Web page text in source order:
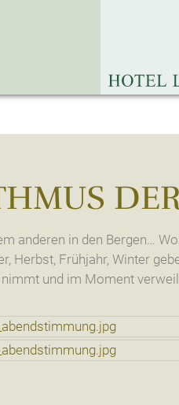
anderen in den Bergen…
Herbst, Frühjahr, Winter
und im Moment